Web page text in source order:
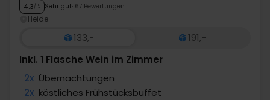
4.3/ 5 Sehr gut 167 Bewertungen
Heide
133,-
191,-
Inkl. 1 Flasche Wein im Zimmer
2x Übernachtungen
2x köstliches Frühstücksbuffet